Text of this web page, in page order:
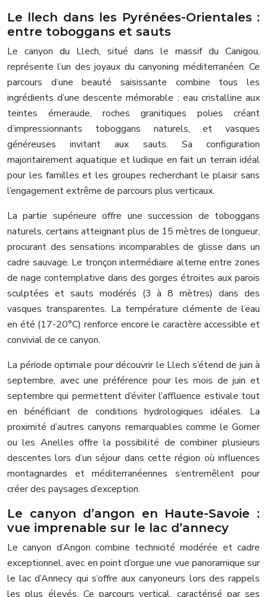
Le llech dans les Pyrénées-Orientales :
entre toboggans et sauts
Le canyon du Llech, situé dans le massif du Canigou,
représente l’un des joyaux du canyoning méditerranéen. Ce
parcours d’une beauté saisissante combine tous les
ingrédients d’une descente mémorable : eau cristalline aux
teintes émeraude, roches granitiques polies créant
d’impressionnants toboggans naturels, et vasques
généreuses invitant aux sauts. Sa configuration
majoritairement aquatique et ludique en fait un terrain idéal
pour les familles et les groupes recherchant le plaisir sans
l’engagement extrême de parcours plus verticaux.
La partie supérieure offre une succession de toboggans
naturels, certains atteignant plus de 15 mètres de longueur,
procurant des sensations incomparables de glisse dans un
cadre sauvage. Le tronçon intermédiaire alterne entre zones
de nage contemplative dans des gorges étroites aux parois
sculptées et sauts modérés (3 à 8 mètres) dans des
vasques transparentes. La température clémente de l’eau
en été (17-20°C) renforce encore le caractère accessible et
convivial de ce canyon.
La période optimale pour découvrir le Llech s’étend de juin à
septembre, avec une préférence pour les mois de juin et
septembre qui permettent d’éviter l’affluence estivale tout
en bénéficiant de conditions hydrologiques idéales. La
proximité d’autres canyons remarquables comme le Gorner
ou les Anelles offre la possibilité de combiner plusieurs
descentes lors d’un séjour dans cette région où influences
montagnardes et méditerranéennes s’entremêlent pour
créer des paysages d’exception.
Le canyon d’angon en Haute-Savoie :
vue imprenable sur le lac d’annecy
Le canyon d’Angon combine technicité modérée et cadre
exceptionnel, avec en point d’orgue une vue panoramique sur
le lac d’Annecy qui s’offre aux canyoneurs lors des rappels
les plus élevés. Ce parcours vertical, caractérisé par ses